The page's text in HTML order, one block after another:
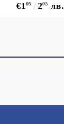
€1 05 205 лв.